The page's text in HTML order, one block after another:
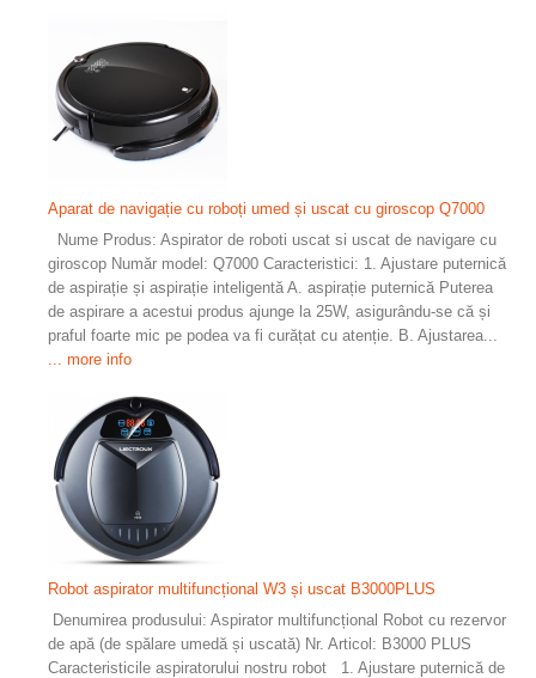
Aparat de navigație cu roboți umed și uscat cu giroscop Q7000
Nume Produs: Aspirator de roboti uscat si uscat de navigare cu
giroscop Număr model: Q7000 Caracteristici: 1. Ajustare puternică
de aspirație și aspirație inteligentă A. aspirație puternică Puterea
de aspirare a acestui produs ajunge la 25W, asigurându-se că și
praful foarte mic pe podea va fi curățat cu atenție. B. Ajustarea...
... more info
Robot aspirator multifuncțional W3 și uscat B3000PLUS
Denumirea produsului: Aspirator multifuncțional Robot cu rezervor
de apă (de spălare umedă și uscată) Nr. Articol: B3000 PLUS
Caracteristicile aspiratorului nostru robot 1. Ajustare puternică de